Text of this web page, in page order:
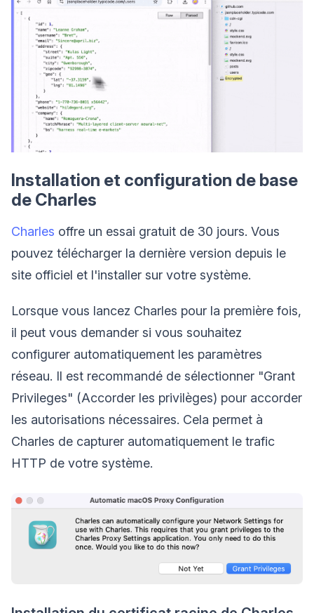
Installation et configuration de base
de Charles
Charles offre un essai gratuit de 30 jours. Vous
pouvez télécharger la dernière version depuis le
site officiel et l'installer sur votre système.
Lorsque vous lancez Charles pour la première fois,
il peut vous demander si vous souhaitez
configurer automatiquement les paramètres
réseau. Il est recommandé de sélectionner "Grant
Privileges" (Accorder les privilèges) pour accorder
les autorisations nécessaires. Cela permet à
Charles de capturer automatiquement le trafic
HTTP de votre système.